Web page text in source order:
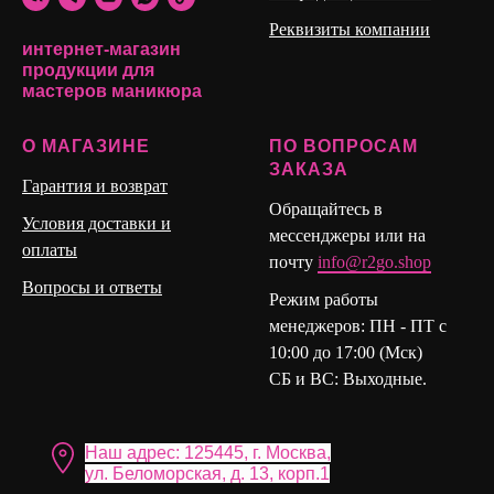
держит форму
интернет-магазин
продукции для
мастеров маникюра
Реквизиты компании
О МАГАЗИНЕ
Гарантия и возврат
Условия доставки и
оплаты
Вопросы и ответы
ПО ВОПРОСАМ
ЗАКАЗА
Обращайтесь в
мессенджеры или на
почту info@r2go.shop
Режим работы
менеджеров: ПН - ПТ с
10:00 до 17:00 (Мск)
СБ и ВС: Выходные.
Наш адрес: 125445, г. Москва,
ул. Бело морская, д. 13, корп.1